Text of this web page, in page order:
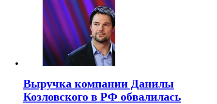
Выручка компании Данилы
Козловского в РФ обвалилась